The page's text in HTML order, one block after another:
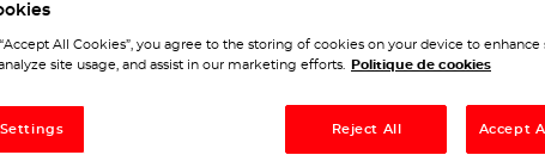
et Carrosserie à
All Cookies”, you agree to the storing of cookies on your device to enhance
site usage, and assist in our marketing efforts.
Politique de cookies
Reject All Accept